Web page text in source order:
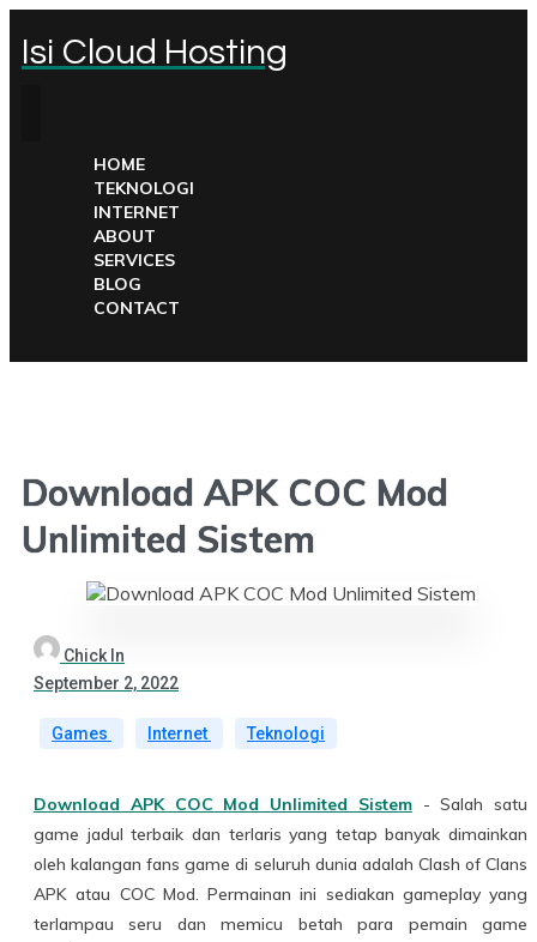
Isi Cloud Hosting
HOME
TEKNOLOGI
INTERNET
ABOUT
SERVICES
BLOG
CONTACT
Download APK COC Mod
Unlimited Sistem
Chick In
September 2, 2022
Games Internet Teknologi
Download APK COC Mod Unlimited Sistem- Salah satu
game jadul terbaik dan terlaris yang tetap banyak dimainkan
oleh kalangan fans game di seluruh dunia adalah Clash of Clans
APK atau COC Mod. Permainan ini sediakan gameplay yang
terlampau seru dan memicu betah para pemain game